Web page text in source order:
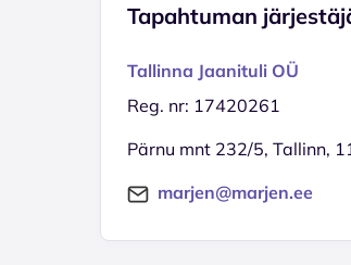
Tapahtuman
Tallinna Jaanituli OÜ
Reg. nr: 17420261
Pärnu mnt 232/5, Tallinn,
marjen@marjen.ee